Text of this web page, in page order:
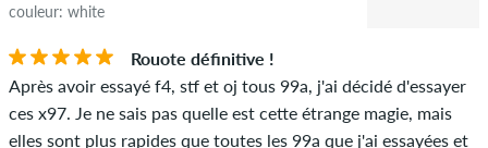
couleur: white
Rouote définitive !
Après avoir essayé f4, stf et oj tous 99a, j'ai décidé d'essayer
ces x97. Je ne sais pas quelle est cette étrange magie, mais
elles sont plus rapides que toutes les 99a que j'ai essayées et